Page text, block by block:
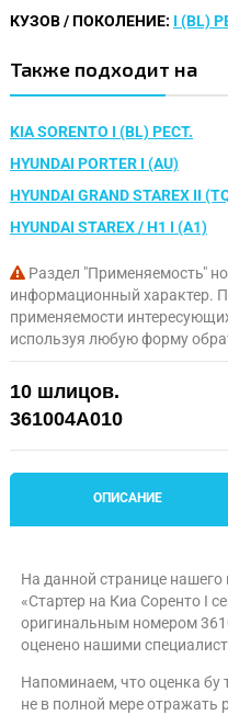
КУЗОВ / ПОКОЛЕНИЕ: I (BL)
Также подходит на
KIA SORENTO I (BL) РЕСТ.
HYUNDAI PORTER I (AU)
HYUNDAI GRAND STAREX II
HYUNDAI STAREX / H1 I (A1)
Раздел "Применяемость"
информационный характер.
применяемости
используя любую форму
10 шлицов.
361004A010
ОПИСАНИЕ
На данной странице нашего
«Стартер на Киа Соренто I
оригинальным номером
оценено нашими
Напоминаем, что оценка бу
не в полной мере отражать